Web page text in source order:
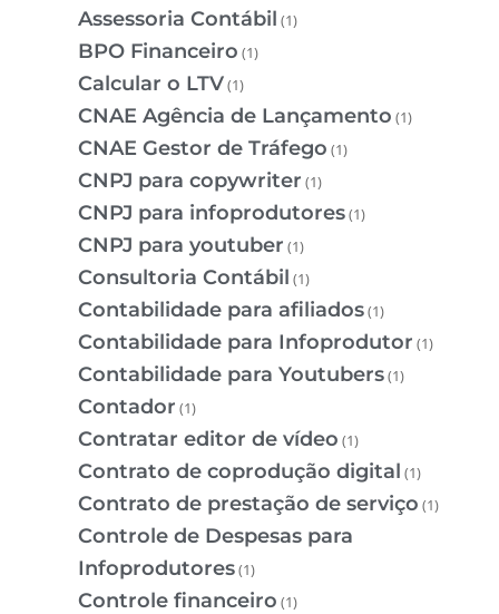
Assessoria Contábil (1)
BPO Financeiro (1)
Calcular o LTV(1)
CNAE Agência de Lançamento (1)
CNAE Gestor de Tráfego (1)
CNPJ para copywriter (1)
CNPJ para infoprodutores(1)
CNPJ para youtuber (1)
Consultoria Contábil (1)
Contabilidade para afiliados(1)
Contabilidade para Infoprodutor (1)
Contabilidade para Youtubers(1)
Contador (1)
Contratar editor de vídeo (1)
Contrato de coprodução digital (1)
Contrato de prestação de serviço (1)
Controle de Despesas para
Infoprodutores(1)
Controle financeiro (1)